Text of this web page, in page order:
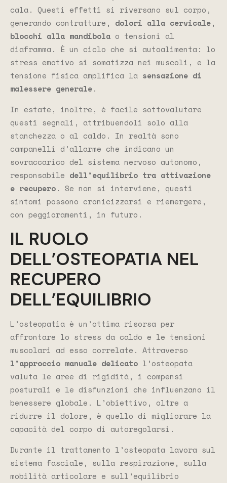
cala. Questi effetti si riversano sul corpo,
generando contratture, dolori alla cervicale,
blocchi alla mandibola o tensioni al
diaframma. È un ciclo che si autoalimenta: lo
stress emotivo si somatizza nei muscoli, e la
tensione fisica amplifica la sensazione di
malessere generale.
In estate, inoltre, è facile sottovalutare
questi segnali, attribuendoli solo alla
stanchezza o al caldo. In realtà sono
campanelli d’allarme che indicano un
sovraccarico del sistema nervoso autonomo,
responsabile dell’equilibrio tra attivazione
e recupero. Se non si interviene, questi
sintomi possono cronicizzarsi e riemergere,
con peggioramenti, in futuro.
IL RUOLO
DELL’OSTEOPATIA NEL
RECUPERO
DELL’EQUILIBRIO
L’osteopatia è un’ottima risorsa per
affrontare lo stress da caldo e le tensioni
muscolari ad esso correlate. Attraverso
l’approccio manuale delicato l’osteopata
valuta le aree di rigidità, i compensi
posturali e le disfunzioni che influenzano il
benessere globale. L’obiettivo, oltre a
ridurre il dolore, è quello di migliorare la
capacità del corpo di autoregolarsi.
Durante il trattamento l’osteopata lavora sul
sistema fasciale, sulla respirazione, sulla
mobilità articolare e sull’equilibrio